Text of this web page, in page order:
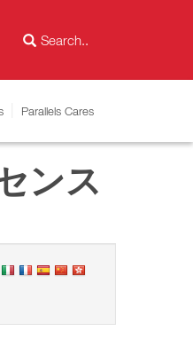
Parallels Cares
ンス